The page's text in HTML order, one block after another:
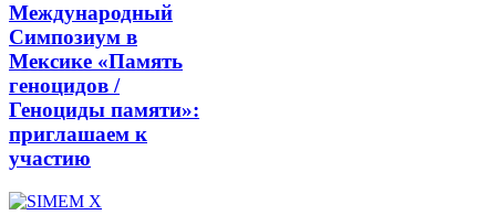
Международный
Симпозиум в
Мексике «Память
геноцидов /
Геноциды памяти»:
приглашаем к
участию